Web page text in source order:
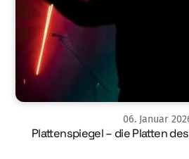
06. Januar
Plattenspiegel – die Platten